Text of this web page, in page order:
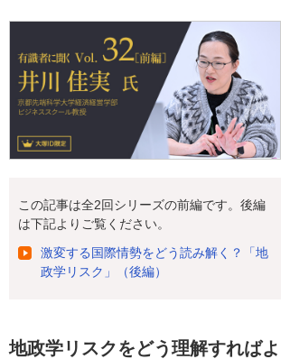
この記事は全2回シリーズの前編です。後編
は下記よりご覧ください。
激変する国際情勢をどう読み解く？「地
政学リスク」（後編）
地政学リスクをどう理解すればよ